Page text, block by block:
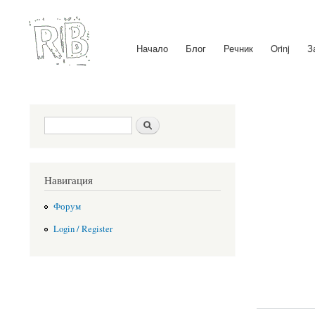
Main menu Начало Блог Речник Orinj
Search form
Навигация
Форум
Login / Register